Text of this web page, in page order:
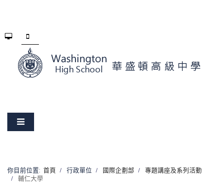
你目前位置: 首頁 行政單位 國際企劃部
專題講座及系列活動
輔仁大學